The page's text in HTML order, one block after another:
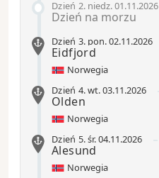
Dzień 2. niedz.01.11.2026
Dzień na morzu
Dzień 3. pon.02.11.2026
Eidfjord
Norwegia
Dzień 4.wt.03.11.2026
Olden
Norwegia
Dzień 5.śr.04.11.2026
Alesund
Norwegia